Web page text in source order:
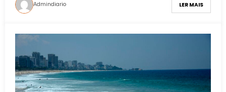
Admindiario LER MAIS